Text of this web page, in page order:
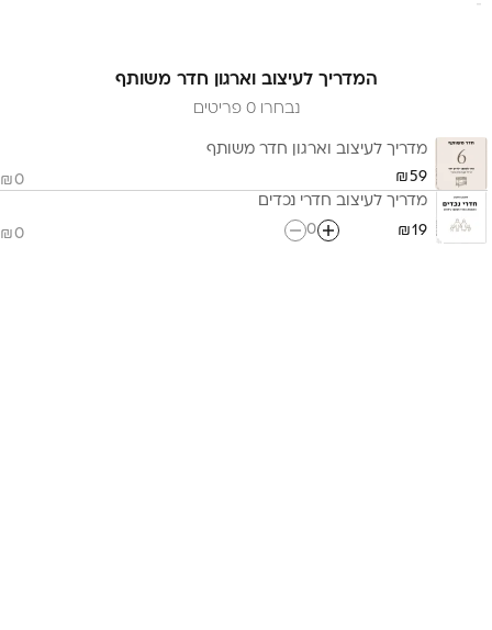
המדריך לעיצוב וארגון חדר משותף
נבחרו 0 פריטים
מדריך לעיצוב וארגון חדר משותף
59
0
מדריך לעיצוב חדרי נכדים
19
0
0